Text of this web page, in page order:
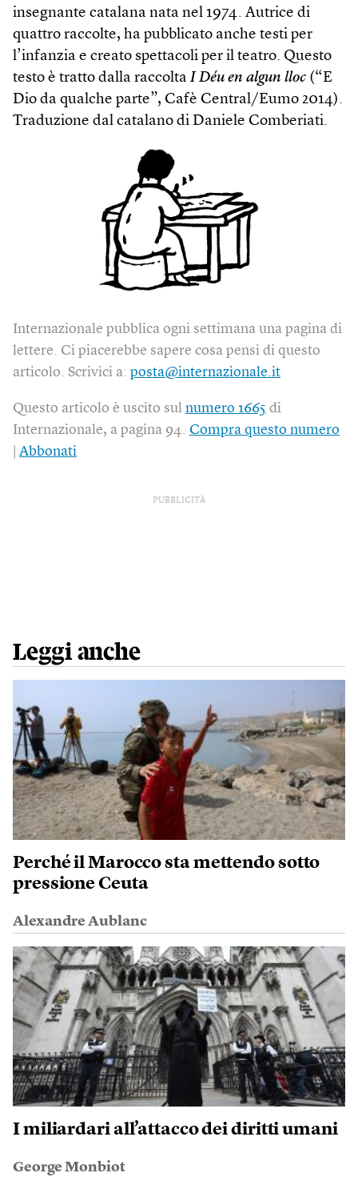
insegnante catalana nata nel 1974. Autrice di
quattro raccolte, ha pubblicato anche testi per
l’infanzia e creato spettacoli per il teatro. Questo
testo è tratto dalla raccolta I Déu en algun lloc (“E
Dio da qualche parte”, Cafè Central/Eumo 2014).
Traduzione dal catalano di Daniele Comberiati.
Internazionale pubblica ogni settimana una pagina di
lettere. Ci piacerebbe sapere cosa pensi di questo
articolo. Scrivici a: posta@internazionale.it
Questo articolo è uscito sul numero 1665 di
Internazionale, a pagina 94. Compra questo numero
Abbonati
PUBBLICITÀ
Leggi anche
Perché il Marocco sta mettendo sotto
pressione Ceuta
Alexandre Aublanc
I miliardari all’attacco dei diritti umani
George Monbiot